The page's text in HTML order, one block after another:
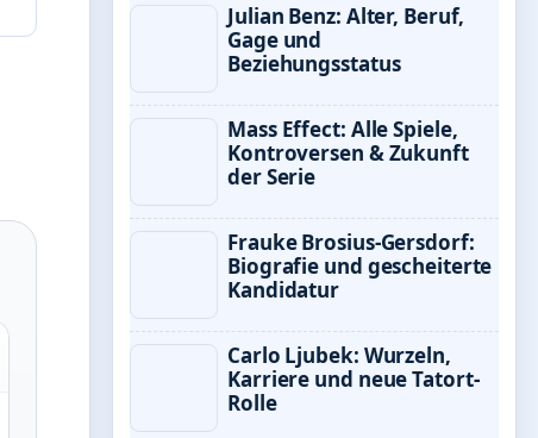
Julian Benz: Alter, Beruf,
Gage und
Beziehungsstatus
Mass Effect: Alle Spiele,
Kontroversen & Zukunft
der Serie
Frauke Brosius-Gersdorf:
Biografie und gescheiterte
Kandidatur
Carlo Ljubek: Wurzeln,
Karriere und neue Tatort-
Rolle